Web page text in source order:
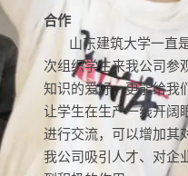
合作
山东建筑大学一直是
次组织学生来我公司参
知识的爱好，更能给我
让学生在生产一线开阔
进行交流，可以增加其
我公司吸引人才、对企